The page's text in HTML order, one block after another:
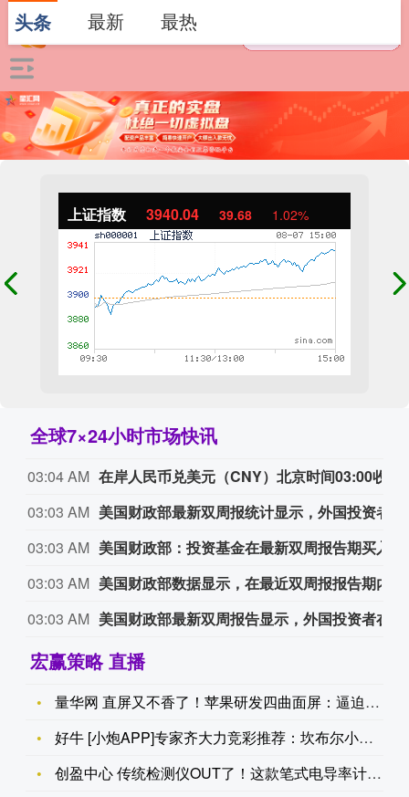
上证指数 3940.04 39.68 1.02%
全球7×24小时市场快讯
03:04 AM
03:03 AM
03:03 AM
03:03 AM
03:03 AM
宏赢策略 直播
量华网 直屏又不香了！苹果研发四曲面屏：逼迫安卓调转方向
好牛 [小炮APP]专家齐大力竞彩推荐：坎布尔小胜或平局
创盈中心 传统检测仪OUT了！这款笔式电导率计精准度达±2%
头条 最新 最热